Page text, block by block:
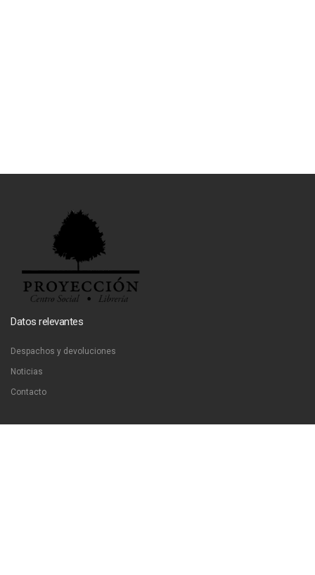
Datos relevantes
Despachos y devoluciones
Noticias
Contacto